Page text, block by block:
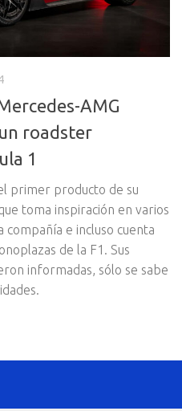
AMG
roadster
1
primer producto de su
toma inspiración en varios
e incluso cuenta
de la F1. Sus
informadas, sólo se sabe